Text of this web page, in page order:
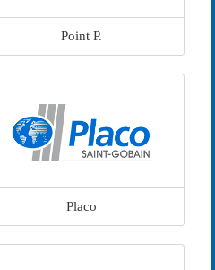
Point P.
Placo